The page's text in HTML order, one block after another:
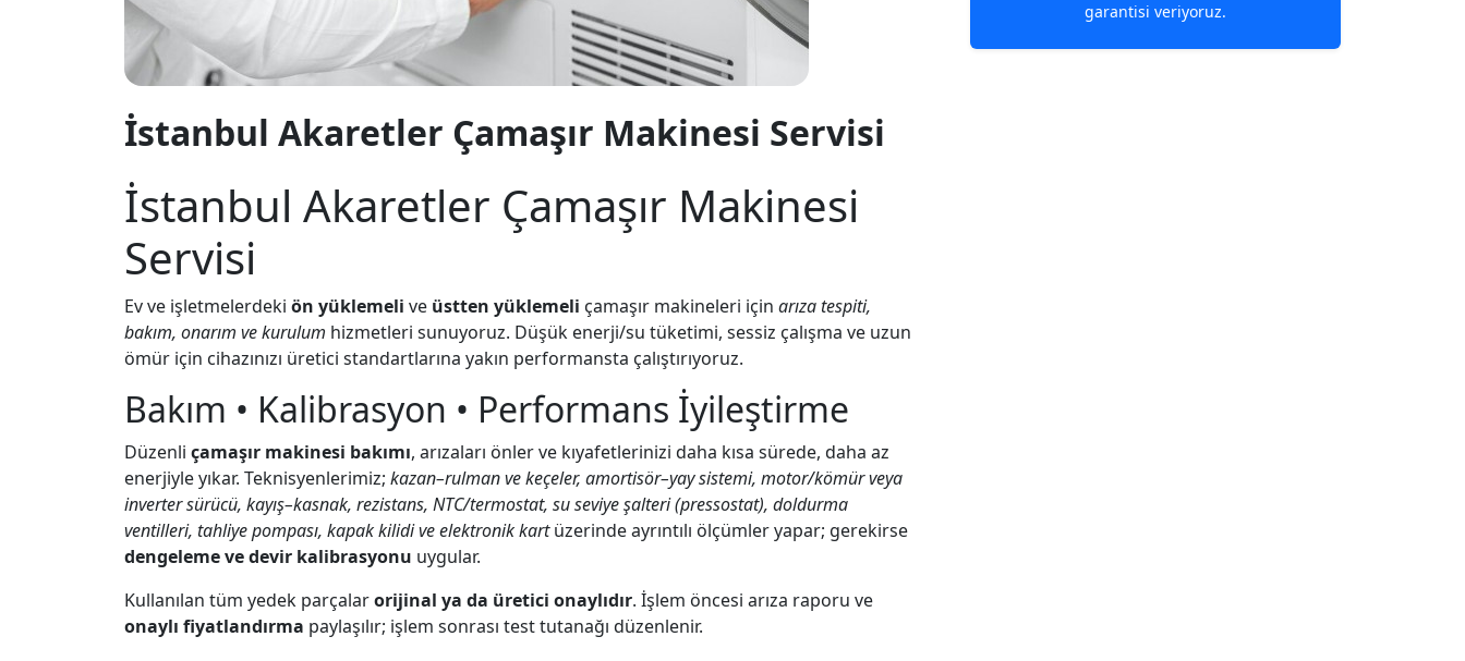
İstanbul Akaretler Çamaşır Makinesi Servisi
İstanbul Akaretler Çamaşır Makinesi
Servisi
Ev ve işletmelerdeki ön yüklemeli ve üstten yüklemeli çamaşır makineleri için arıza tespiti,
bakım, onarım ve kurulum hizmetleri sunuyoruz. Düşük enerji/su tüketimi, sessiz çalışma ve uzun
ömür için cihazınızı üretici standartlarına yakın performansta çalıştırıyoruz.
Bakım • Kalibrasyon • Performans İyileştirme
Düzenli çamaşır makinesi bakımı, arızaları önler ve kıyafetlerinizi daha kısa sürede, daha az
enerjiyle yıkar. Teknisyenlerimiz; kazan–rulman ve keçeler, amortisör–yay sistemi, motor/kömür veya
inverter sürücü, kayış–kasnak, rezistans, NTC/termostat, su seviye şalteri (pressostat), doldurma
ventilleri, tahliye pompası, kapak kilidi ve elektronik kartüzerinde ayrıntılı ölçümler yapar; gerekirse
dengeleme ve devir kalibrasyonu uygular.
Kullanılan tüm yedek parçalarorijinal ya da üretici onaylıdır. İşlem öncesi arıza raporu ve
onaylı fiyatlandırma paylaşılır; işlem sonrası test tutanağı düzenlenir.
garantisi veriyoruz.